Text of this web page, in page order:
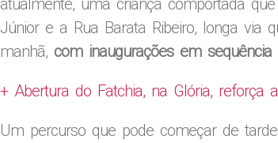
atualmente, uma criança comportada
Júnior e a Rua Barata Ribeiro, longa via
manhã, com inaugurações em
+ Abertura do Fatchia, na Glória, reforça
Um percurso que pode começar de